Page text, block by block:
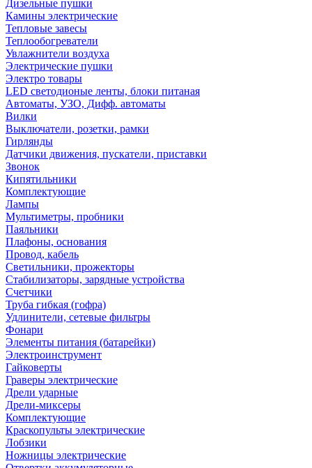
Дизельные пушки
Камины электрические
Тепловые завесы
Теплообогреватели
Увлажнители воздуха
Электрические пушки
Электро товары
LED светодионые ленты, блоки питаная
Автоматы, УЗО, Дифф. автоматы
Вилки
Выключатели, розетки, рамки
Гирлянды
Датчики движения, пускатели, приставки
Звонок
Кипятильники
Комплектующие
Лампы
Мультиметры, пробники
Паяльники
Плафоны, основания
Провод, кабель
Светильники, прожекторы
Стабилизаторы, зарядные устройства
Счетчики
Труба гибкая (гофра)
Удлинители, сетевые фильтры
Фонари
Элементы питания (батарейки)
Электроинструмент
Гайковерты
Граверы электрические
Дрели ударные
Дрели-миксеры
Комплектующие
Краскопульты электрические
Лобзики
Ножницы электрические